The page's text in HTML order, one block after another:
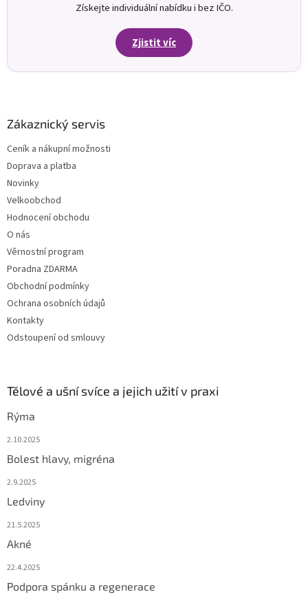
Získejte individuální nabídku i bez IČO.
Zjistit víc
Zákaznický servis
Ceník a nákupní možnosti
Doprava a platba
Novinky
Velkoobchod
Hodnocení obchodu
O nás
Věrnostní program
Poradna ZDARMA
Obchodní podmínky
Ochrana osobních údajů
Kontakty
Odstoupení od smlouvy
Tělové a ušní svíce a jejich užití v praxi
Rýma
2.10.2025
Bolest hlavy, migréna
2.9.2025
Ledviny
21.5.2025
Akné
22.4.2025
Podpora spánku a regenerace